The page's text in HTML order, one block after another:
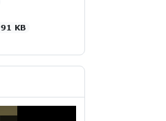
91 KB